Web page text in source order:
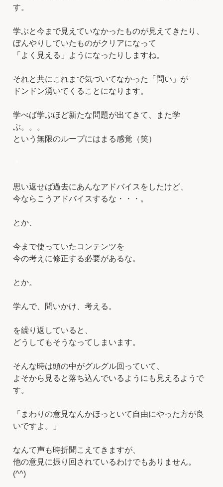
す。
学ぶと今まで見えていなかったものが見えてきたり、
ぼんやりしていたものがクリアになって
「よく見える」ようになったりしますね。
それと共にこれまで気づいてなかった「問い」が
ドンドン湧いてくることになります。
学べば学ぶほど新たな問題が出てきて、また学
ぶ。。。
という無限のループにはまる感覚（笑）
思い返せば過去にあんなアドバイスをしたけど、
今ならこうアドバイスするな・・・。
とか、
今まで使っていたコンテンツを
今の考えに修正する必要があるな。
とか。
学んで、問いかけ、考える。
を繰り返していると、
どうしてもそうなってしまいます。
そんな時は頭の中がグルグル回っていて、
よそから見ると落ち込んでいるようにも見えるようで
す。
「まわりの意見なんかほっといて自由にやった方が良
いですよ。」
なんて声も時折聞こえてきますが、
他の意見に振り回されているわけでもありません。
(^^)